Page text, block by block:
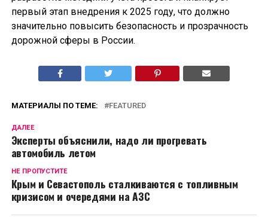
первый этап внедрения к 2025 году, что должно
значительно повысить безопасность и прозрачность
дорожной сферы в России.
МАТЕРИАЛЫ ПО ТЕМЕ: FEATURED
ДАЛЕЕ
Эксперты объяснили, надо ли прогревать
автомобиль летом
НЕ ПРОПУСТИТЕ
Крым и Севастополь сталкиваются с топливным
кризисом и очередями на АЗС